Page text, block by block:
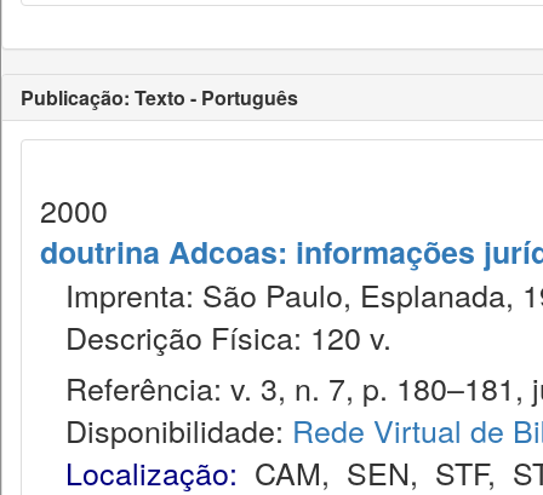
Publicação: Texto - Português
2000
doutrina Adcoas: informações
Imprenta: São Paulo, Esplanada,
Descrição Física: 120 v.
Referência: v. 3, n. 7, p. 180–181,
Disponibilidade: Rede Virtual de
Localização: CAM, SEN, STF,